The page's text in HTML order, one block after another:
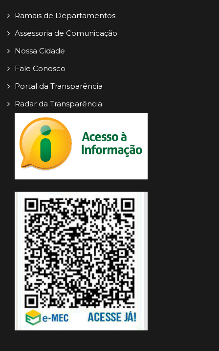
Ramais de Departamentos
Assessoria de Comunicação
Nossa Cidade
Fale Conosco
Portal da Transparência
Radar da Transparência